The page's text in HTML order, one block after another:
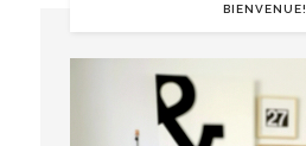
BIENVENUE!